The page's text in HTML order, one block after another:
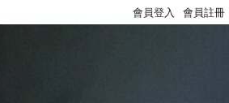
會員登入
會員註冊